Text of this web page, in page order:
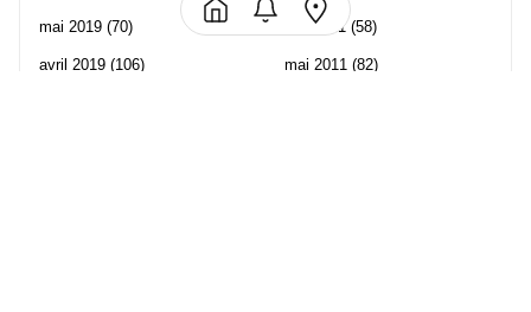
mai 2019 (70)
avril 2019 (106)
juin 2011(58)
mai 2011 (82)